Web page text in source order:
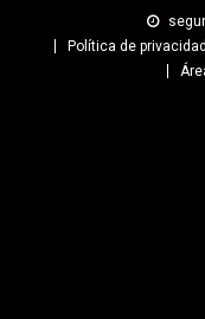
Política de